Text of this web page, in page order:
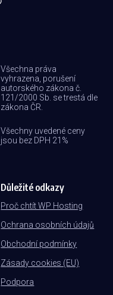
Všechna práva
vyhrazena, porušení
autorského zákona č.
121/2000 Sb. se trestá dle
zákona ČR.
Všechny uvedené ceny
jsou bez DPH 21%
Důležité odkazy
Proč chtít WP Hosting
Ochrana osobních údajů
Obchodní podmínky
Zásady cookies (EU)
Podpora